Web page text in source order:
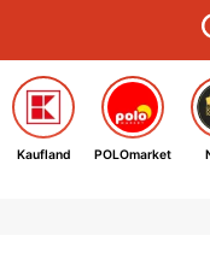
Kaufland POLOmarket